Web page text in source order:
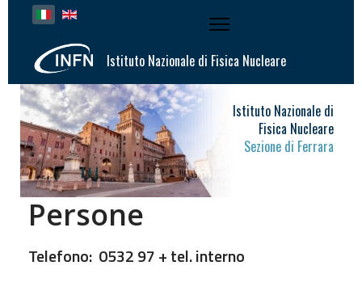
Seleziona la tua lingua
Istituto Nazionale di Fisica Nucleare
Istituto Nazionale di
Fisica Nucleare
Sezione di Ferrara
Persone
Telefono: 0532 97 + tel. interno